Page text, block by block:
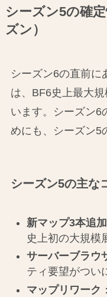
シーズン5の確
ズン）
シーズン6の直前に
は、BF6史上最大
います。シーズン6
めにも、シーズン5
シーズン5の主な
新マップ3本追加
史上初の大規模
サーバーブラウ
ティ要望がつい
マップリワーク